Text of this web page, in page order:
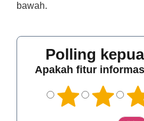
bawah.
Polling
Apakah fitur